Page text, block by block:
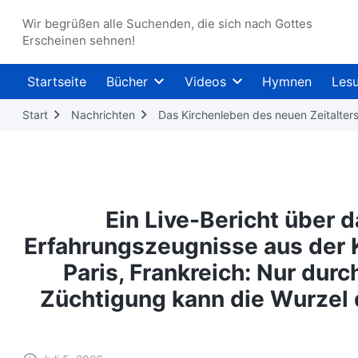
Wir begrüßen alle Suchenden, die sich nach Gottes
Erscheinen sehnen!
Startseite Bücher Videos Hymnen
Start Nachrichten Das Kirchenleben des neuen Zeitalters
Ein Live-Bericht über
Erfahrungszeugnisse aus
Paris, Frankreich: Nur
Züchtigung kann die